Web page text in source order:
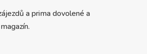
a prima dovolené a